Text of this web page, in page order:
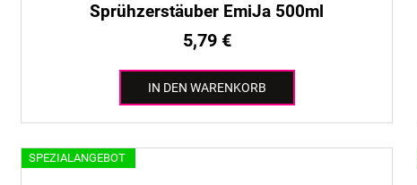
Sprühzerstäuber EmiJa 500ml
5,79 €
IN DEN WARENKORB
SPEZIALANGEBOT